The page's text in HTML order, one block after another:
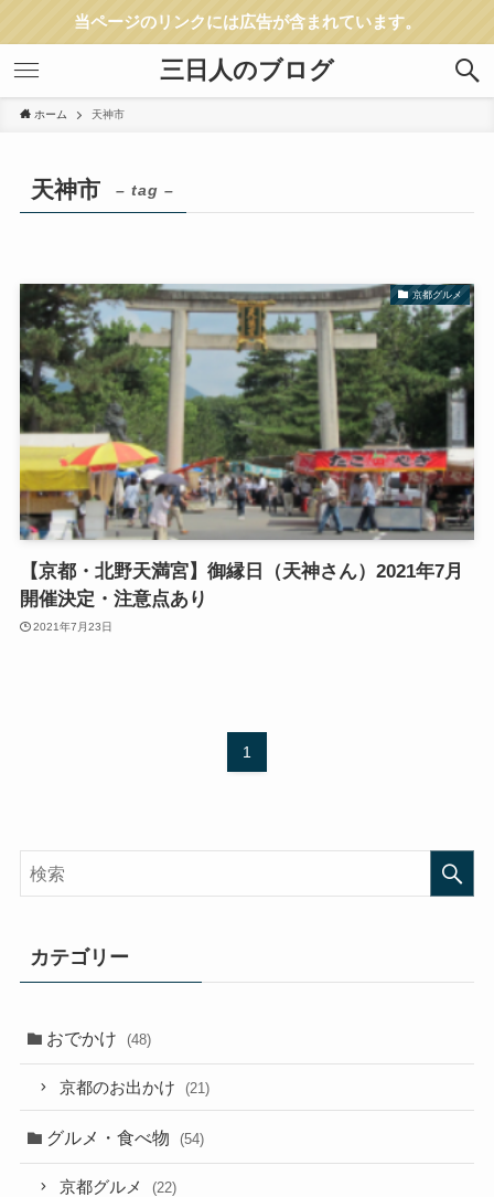
当ページのリンクには広告が含まれています。
三日人のブログ
ホーム 天神市
天神市 – tag –
京都グルメ
【京都・北野天満宮】御縁日（天神さん）2021年7月
開催決定・注意点あり
2021年7月23日
1
カテゴリー
おでかけ (48)
京都のお出かけ (21)
グルメ・食べ物 (54)
京都グルメ (22)